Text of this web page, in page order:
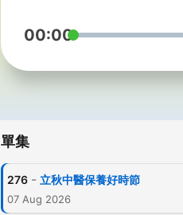
00:00
單集
276 - 立秋中醫保養好時節
07 Aug 2026